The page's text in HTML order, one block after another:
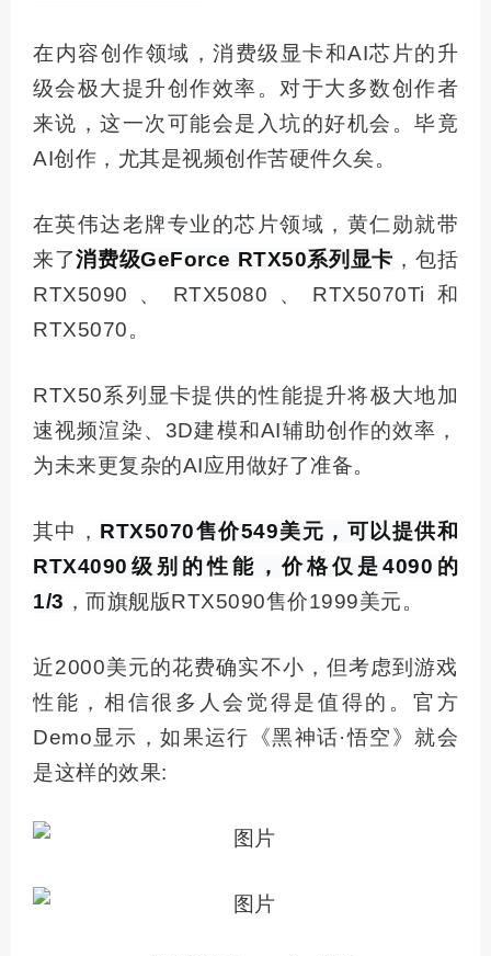
在内容创作领域，消费级显卡和AI芯片的升
级会极大提升创作效率。对于大多数创作者
来说，这一次可能会是入坑的好机会。毕竟
AI创作，尤其是视频创作苦硬件久矣。
在英伟达老牌专业的芯片领域，黄仁勋就带
来了消费级GeForce RTX50系列显卡 ，包括
RTX5090、RTX5080、RTX5070Ti和
RTX5070。
RTX50系列显卡提供的性能提升将极大地加
速视频渲染、3D建模和AI辅助创作的效率，
为未来更复杂的AI应用做好了准备。
其中， RTX5070售价549美元，可以提供和
RTX4090级别的性能，价格仅是4090的
1/3 ，而旗舰版RTX5090售价1999美元。
近2000美元的花费确实不小，但考虑到游戏
性能，相信很多人会觉得是值得的。官方
Demo显示，如果运行《黑神话·悟空》就会
是这样的效果: